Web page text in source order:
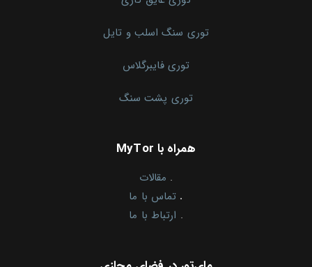
توری سنگ اسلب و تایل
توری فایبرگلاس
توری پشت سنگ
همراه با MyTor
. مقالات
. تماس با ما
. ارتباط با ما